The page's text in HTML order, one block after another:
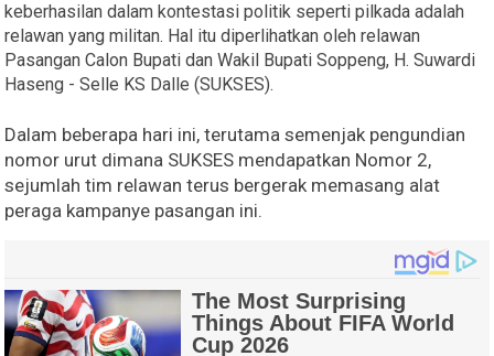
keberhasilan dalam kontestasi politik seperti pilkada adalah
relawan yang militan. Hal itu diperlihatkan oleh relawan
Pasangan Calon Bupati dan Wakil Bupati Soppeng, H. Suwardi
Haseng - Selle KS Dalle (SUKSES).
Dalam beberapa hari ini, terutama semenjak pengundian
nomor urut dimana SUKSES mendapatkan Nomor 2,
sejumlah tim relawan terus bergerak memasang alat
peraga kampanye pasangan ini.